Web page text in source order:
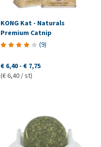
KONG Kat - Naturals
Premium Catnip
(9)
€ 6,40 - € 7,75
(€ 6,40 / st)